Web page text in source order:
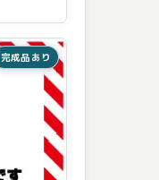
完成品あり